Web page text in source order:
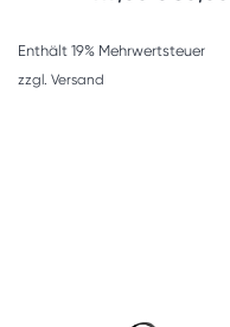
Enthält 19% Mehrwertsteuer
zzgl. Versand